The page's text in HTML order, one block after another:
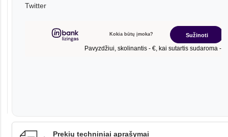
Twitter
Prekių techniniai aprašymai